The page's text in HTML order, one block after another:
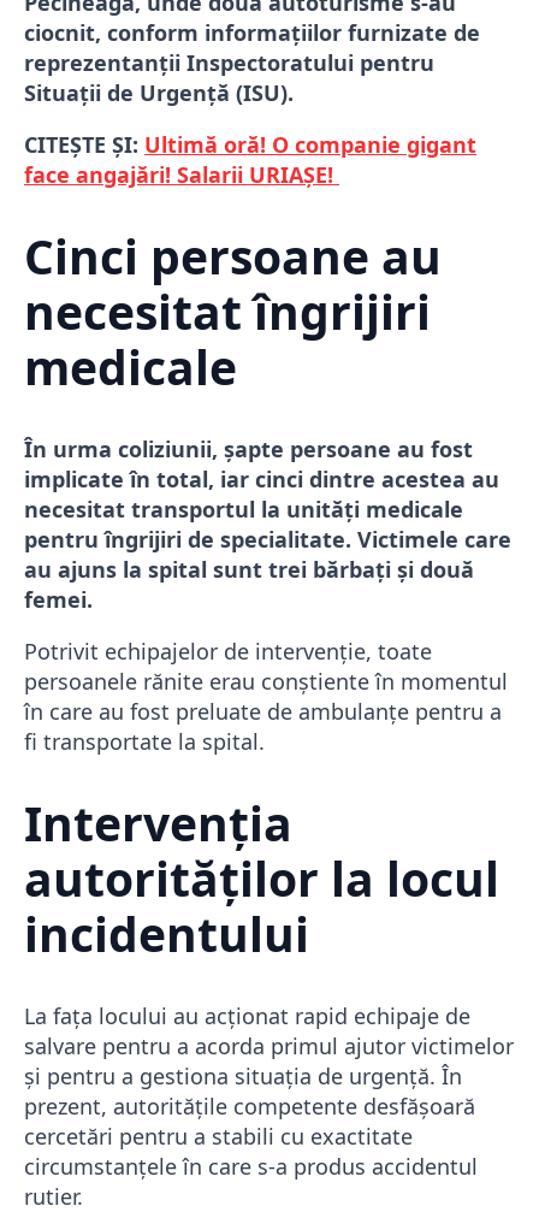
ciocnit, conform informațiilor furnizate de
reprezentanții Inspectoratului pentru
Situații de Urgență (ISU).
CITEȘTE ȘI: Ultimă oră! O companie gigant
face angajări! Salarii URIAȘE!
Cinci persoane au
necesitat îngrijiri
medicale
În urma coliziunii, șapte persoane au fost
implicate în total, iar cinci dintre acestea au
necesitat transportul la unități medicale
pentru îngrijiri de specialitate. Victimele care
au ajuns la spital sunt trei bărbați și două
femei.
Potrivit echipajelor de intervenție, toate
persoanele rănite erau conștiente în momentul
în care au fost preluate de ambulanțe pentru a
fi transportate la spital.
Intervenția
autorităților la locul
incidentului
La fața locului au acționat rapid echipaje de
salvare pentru a acorda primul ajutor victimelor
și pentru a gestiona situația de urgență. În
prezent, autoritățile competente desfășoară
cercetări pentru a stabili cu exactitate
circumstanțele în care s-a produs accidentul
rutier.